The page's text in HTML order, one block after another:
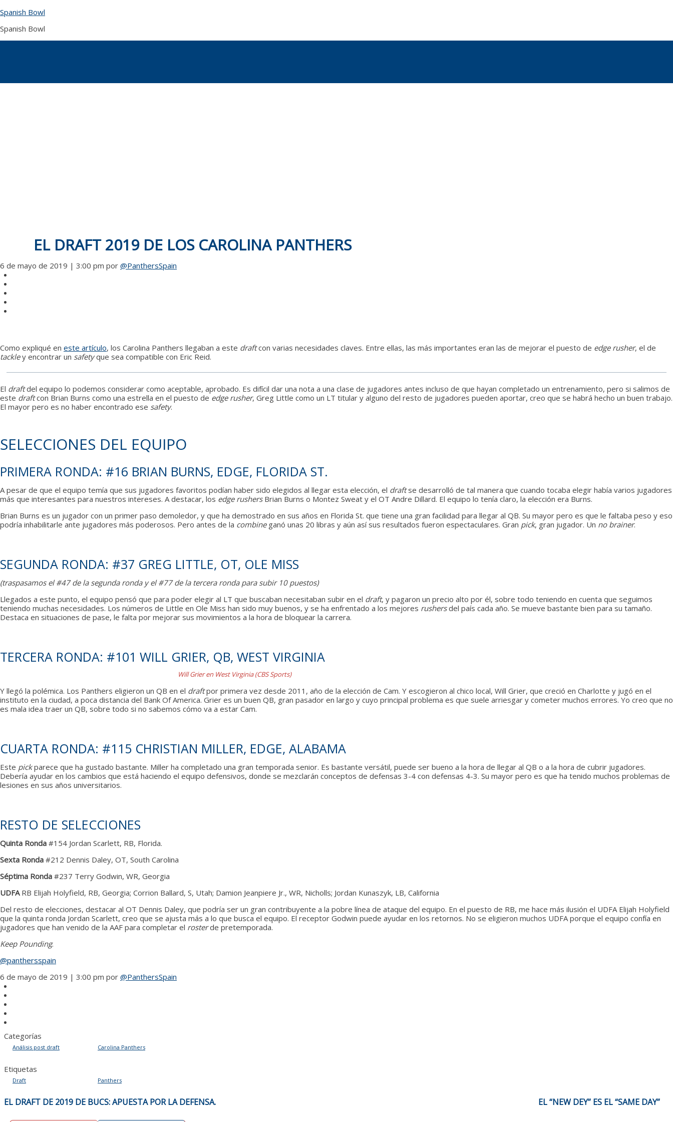
to
Spanish Bowl
Spanish Bowl
EL DRAFT 2019 DE LOS CAROLINA PANTHERS
6 de mayo de 2019 | 3:00 pm por @PanthersSpain
Como expliqué en este artículo, los Carolina Panthers llegaban a este draftcon varias necesidades claves. Entre ellas, las más importantes eran las de mejorar el puesto de edge rusher, el de
tackley encontrar un safetyque sea compatible con Eric Reid.
El draftdel equipo lo podemos considerar como aceptable, aprobado. Es difícil dar una nota a una clase de jugadores antes incluso de que hayan completado un entrenamiento, pero si salimos de
este draftcon Brian Burns como una estrella en el puesto de edge rusher, Greg Little como un LT titular y alguno del resto de jugadores pueden aportar, creo que se habrá hecho un buen trabajo.
El mayor pero es no haber encontrado ese safety.
SELECCIONES DEL EQUIPO
PRIMERA RONDA: #16 BRIAN BURNS, EDGE, FLORIDA ST.
A pesar de que el equipo temía que sus jugadores favoritos podían haber sido elegidos al llegar esta elección, el draftse desarrolló de tal manera que cuando tocaba elegir había varios jugadores
más que interesantes para nuestros intereses. A destacar, los edge rushers Brian Burns o Montez Sweat y el OT Andre Dillard. El equipo lo tenía claro, la elección era Burns.
Brian Burns es un jugador con un primer paso demoledor, y que ha demostrado en sus años en Florida St. que tiene una gran facilidad para llegar al QB. Su mayor pero es que le faltaba peso y eso
podría inhabilitarle ante jugadores más poderosos. Pero antes de la combine ganó unas 20 libras y aún así sus resultados fueron espectaculares. Gran pick, gran jugador. Un no brainer.
SEGUNDA RONDA: #37 GREG LITTLE, OT, OLE MISS
(traspasamos el #47 de la segunda ronda y el #77 de la tercera ronda para subir 10 puestos)
Llegados a este punto, el equipo pensó que para poder elegir al LT que buscaban necesitaban subir en el draft, y pagaron un precio alto por él, sobre todo teniendo en cuenta que seguimos
teniendo muchas necesidades. Los números de Little en Ole Miss han sido muy buenos, y se ha enfrentado a los mejores rushersdel país cada año. Se mueve bastante bien para su tamaño.
Destaca en situaciones de pase, le falta por mejorar sus movimientos a la hora de bloquear la carrera.
TERCERA RONDA: #101 WILL GRIER, QB, WEST VIRGINIA
Will Grier en West Virginia (CBS Sports)
Y llegó la polémica. Los Panthers eligieron un QB en el draftpor primera vez desde 2011, año de la elección de Cam. Y escogieron al chico local, Will Grier, que creció en Charlotte y jugó en el
instituto en la ciudad, a poca distancia del Bank Of America. Grier es un buen QB, gran pasador en largo y cuyo principal problema es que suele arriesgar y cometer muchos errores. Yo creo que no
es mala idea traer un QB, sobre todo si no sabemos cómo va a estar Cam.
CUARTA RONDA: #115 CHRISTIAN MILLER, EDGE, ALABAMA
Este pickparece que ha gustado bastante. Miller ha completado una gran temporada senior. Es bastante versátil, puede ser bueno a la hora de llegar al QB o a la hora de cubrir jugadores.
Debería ayudar en los cambios que está haciendo el equipo defensivos, donde se mezclarán conceptos de defensas 3-4 con defensas 4-3. Su mayor pero es que ha tenido muchos problemas de
lesiones en sus años universitarios.
RESTO DE SELECCIONES
Quinta Ronda #154 Jordan Scarlett, RB, Florida.
Sexta Ronda #212 Dennis Daley, OT, South Carolina
Séptima Ronda #237 Terry Godwin, WR, Georgia
UDFARB Elijah Holyfield, RB, Georgia; Corrion Ballard, S, Utah; Damion Jeanpiere Jr., WR, Nicholls; Jordan Kunaszyk, LB, California
Del resto de elecciones, destacar al OT Dennis Daley, que podría ser un gran contribuyente a la pobre línea de ataque del equipo. En el puesto de RB, me hace más ilusión el UDFA Elijah Holyfield
que la quinta ronda Jordan Scarlett, creo que se ajusta más a lo que busca el equipo. El receptor Godwin puede ayudar en los retornos. No se eligieron muchos UDFA porque el equipo confía en
jugadores que han venido de la AAF para completar el rosterde pretemporada.
Keep Pounding.
@panthersspain
6 de mayo de 2019 | 3:00 pm por @PanthersSpain
Categorías
Análisis post draft Carolina Panthers
Etiquetas
Draft Panthers
NAVEGACIÓN
DE
EL DRAFT DE 2019 DE BUCS: APUESTA POR LA DEFENSA. EL “NEW DEY” ES EL “SAME DAY”